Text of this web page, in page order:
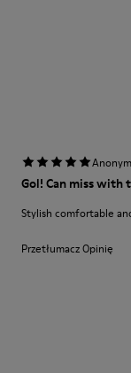
Gol! Can miss with
Stylish comfortable
Przetłumacz Opinię